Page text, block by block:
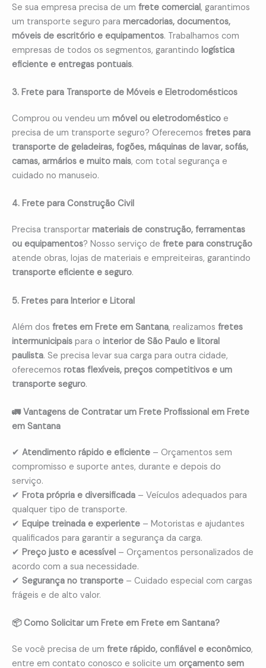
Se sua empresa precisa de um frete comercial, garantimos
um transporte seguro para mercadorias, documentos,
móveis de escritório e equipamentos. Trabalhamos com
empresas de todos os segmentos, garantindo logística
eficiente e entregas pontuais.
3. Frete para Transporte de Móveis e Eletrodomésticos
Comprou ou vendeu um móvel ou eletrodoméstico e
precisa de um transporte seguro? Oferecemos fretes para
transporte de geladeiras, fogões, máquinas de lavar, sofás,
camas, armários e muito mais, com total segurança e
cuidado no manuseio.
4. Frete para Construção Civil
Precisa transportar materiais de construção, ferramentas
ou equipamentos? Nosso serviço de frete para construção
atende obras, lojas de materiais e empreiteiras, garantindo
transporte eficiente e seguro.
5. Fretes para Interior e Litoral
Além dos fretes em Frete em Santana, realizamos fretes
intermunicipais para o interior de São Paulo e litoral
paulista. Se precisa levar sua carga para outra cidade,
oferecemos rotas flexíveis, preços competitivos e um
transporte seguro.
🚛 Vantagens de Contratar um Frete Profissional em Frete
em Santana
✔ Atendimento rápido e eficiente – Orçamentos sem
compromisso e suporte antes, durante e depois do
serviço.
✔ Frota própria e diversificada – Veículos adequados para
qualquer tipo de transporte.
✔ Equipe treinada e experiente – Motoristas e ajudantes
qualificados para garantir a segurança da carga.
✔ Preço justo e acessível – Orçamentos personalizados de
acordo com a sua necessidade.
✔ Segurança no transporte – Cuidado especial com cargas
frágeis e de alto valor.
📦 Como Solicitar um Frete em Frete em Santana?
Se você precisa de um frete rápido, confiável e econômico,
entre em contato conosco e solicite um orçamento sem